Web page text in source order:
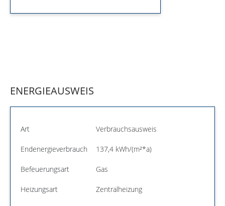
ENERGIEAUSWEIS
Art Verbrauchsausweis
Endenergieverbrauch 137,4 kWh/(m²*a)
Befeuerungsart Gas
Heizungsart Zentralheizung